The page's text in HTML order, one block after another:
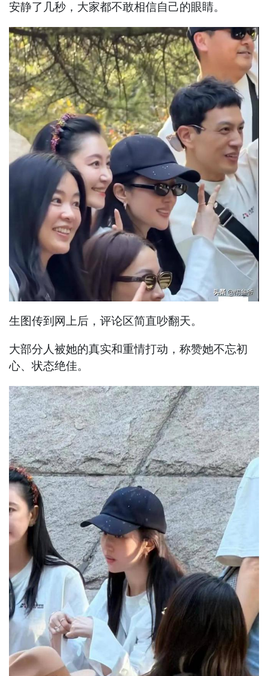
安静了几秒，大家都不敢相信自己的眼睛。
生图传到网上后，评论区简直吵翻天。
大部分人被她的真实和重情打动，称赞她不忘初
心、状态绝佳。